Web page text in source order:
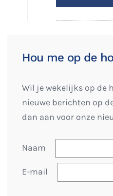
Hou me op de
Wil je wekelijks op de
nieuwe berichten op
dan aan voor onze
Naam
E-mail